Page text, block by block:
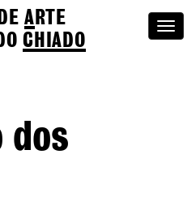
DEA RTE
CHIADO
dos